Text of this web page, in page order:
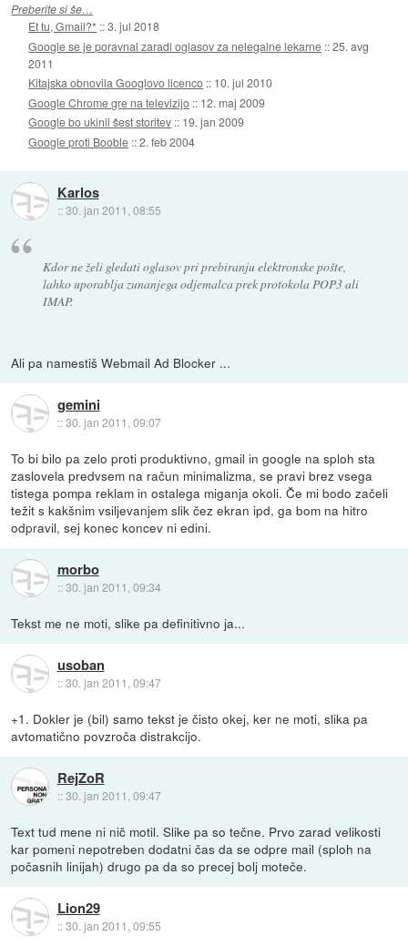
Preberite si še…
Et tu, Gmail?* ::3. jul 2018
Google se je poravnal zaradi oglasov za nelegalne lekarne ::25. avg
2011
Kitajska obnovila Googlovo licenco :: 10. jul 2010
Google Chrome gre na televizijo :: 12. maj 2009
Google bo ukinil šest storitev :: 19. jan 2009
Google proti Booble ::2. feb 2004
Karlos
::30. jan 2011, 08:55
Kdor ne želi gledati oglasov pri prebiranju elektronske pošte,
lahko uporablja zunanjega odjemalca prek protokola POP3 ali
IMAP.
Ali pa namestiš Webmail Ad Blocker ...
gemini
::30. jan 2011, 09:07
To bi bilo pa zelo proti produktivno, gmail in google na sploh sta
zaslovela predvsem na račun minimalizma, se pravi brez vsega
tistega pompa reklam in ostalega miganja okoli. Če mi bodo začeli
težit s kakšnim vsiljevanjem slik čez ekran ipd, ga bom na hitro
odpravil, sej konec koncev ni edini.
morbo
::30. jan 2011, 09:34
Tekst me ne moti, slike pa definitivno ja...
usoban
::30. jan 2011, 09:47
+1. Dokler je (bil) samo tekst je čisto okej, ker ne moti, slika pa
avtomatično povzroča distrakcijo.
RejZoR
::30. jan 2011, 09:47
Text tud mene ni nič motil. Slike pa so tečne. Prvo zarad velikosti
kar pomeni nepotreben dodatni čas da se odpre mail (sploh na
počasnih linijah) drugo pa da so precej bolj moteče.
Lion29
::30. jan 2011, 09:55